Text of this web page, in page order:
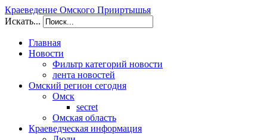
Краеведение Омского Прииртышья
Искать...
Главная
Новости
Фильтр категорий новости
лента новостей
Омский регион сегодня
Омск
secret
Омская область
Краеведческая информация